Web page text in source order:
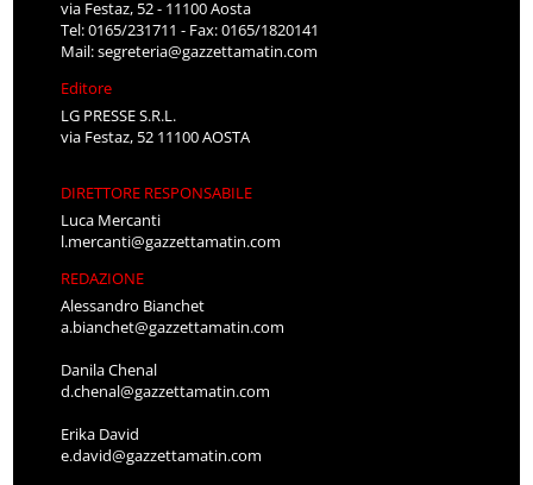
via Festaz, 52 - 11100 Aosta
Tel: 0165/231711 - Fax: 0165/1820141
Mail:segreteria@gazzettamatin.com
Editore
LG PRESSE S.R.L.
via Festaz, 52 11100 AOSTA
DIRETTORE RESPONSABILE
Luca Mercanti
l.mercanti@gazzettamatin.com
REDAZIONE
Alessandro Bianchet
a.bianchet@gazzettamatin.com
Danila Chenal
d.chenal@gazzettamatin.com
Erika David
e.david@gazzettamatin.com